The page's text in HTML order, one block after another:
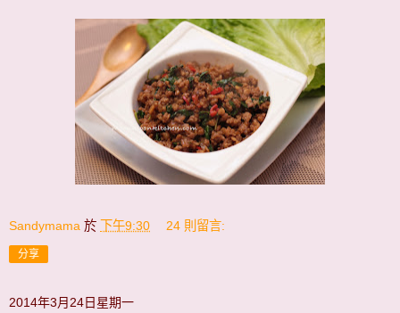
Sandymama 於 下午9:30 24 則留言:
分享
2014年3月24日星期一